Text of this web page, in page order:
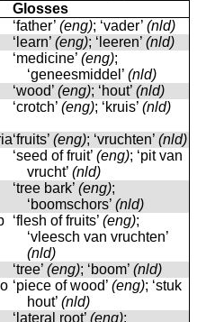
Glosses
‘father’ (eng); ‘vader’ (nld)
‘learn’ (eng); ‘leeren’ (nld)
‘medicine’ (eng);
‘geneesmiddel’ (nld)
‘wood’ (eng); ‘hout’ (nld)
‘crotch’ (eng); ‘kruis’ (nld)
‘fruits’ (eng); ‘vruchten’ (nld)
‘seed of fruit’ (eng); ‘pit van
vrucht’ (nld)
‘tree bark’ (eng);
‘boomschors’ (nld)
‘flesh of fruits’ (eng);
‘vleesch van vruchten’
(nld)
‘tree’ (eng); ‘boom’ (nld)
‘piece of wood’ (eng); ‘stuk
hout’ (nld)
‘lateral root’ (eng);